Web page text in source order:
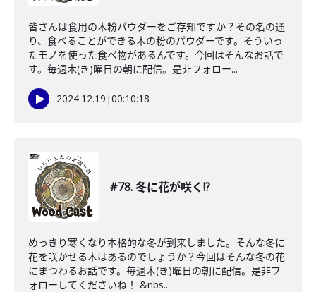
皆さんは食用の木粉パウダーをご存知ですか？その名の通
り、食べることができる木の粉のパウダーです。そういっ
たモノを使った食べ物があるんです。今回はそんなお話で
す。毎週木(き)曜日の朝に配信。是非フォロー...
2024.12.19 |00:10:18
#78. 冬に花が咲く!?
めっきり寒くなり本格的な冬が到来しました。そんな冬に
花を咲かせる木はあるのでしょうか？今回はそんな冬の花
にまつわるお話です。毎週木(き)曜日の朝に配信。是非フ
ォローしてくださいね！ &nbs...